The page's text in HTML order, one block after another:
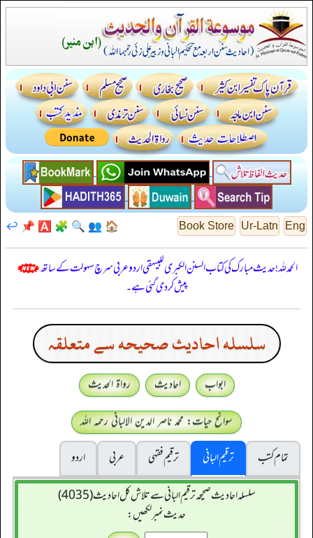
Eng
Ur-Latn
Book Store
🏠
👥
🔍
🧩
🅰️
📌
↩️
الحمدللہ! حدیث مبارک کی کتاب السنن الكبرى للبيهقي اردو عربی سرچ سہولت کے ساتھ
پیش کر دی گئی ہے۔
سلسله احاديث صحيحه سے متعلقہ
ابواب احادیث
رواۃ الحدیث
سوانح حیات: محمد ناصر الدین الالبانی رحمہ اللہ
تمام کتب
ترقیم البانی ترقيم فقہی عربی
اردو
سلسله احاديث صحيحه ترقیم البانی سے تلاش کل احادیث (4035)
حدیث نمبر لکھیں: